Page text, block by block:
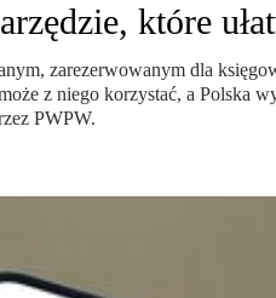
które
zarezerwowanym dla
z niego korzystać, a Polska
PWPW.